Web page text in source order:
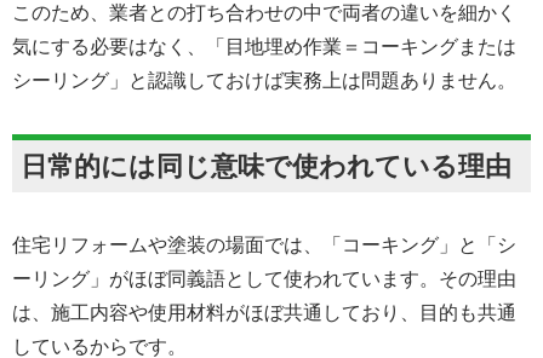
このため、業者との打ち合わせの中で両者の違いを細かく
気にする必要はなく、「目地埋め作業＝コーキングまたは
シーリング」と認識しておけば実務上は問題ありません。
日常的には同じ意味で使われている理由
住宅リフォームや塗装の場面では、「コーキング」と「シ
ーリング」がほぼ同義語として使われています。その理由
は、施工内容や使用材料がほぼ共通しており、目的も共通
しているからです。